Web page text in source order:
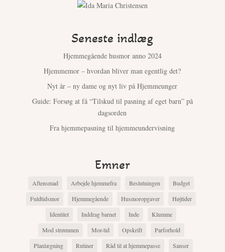
Seneste indlæg
Hjemmegående husmor anno 2024
Hjemmemor – hvordan bliver man egentlig det?
Nyt år – ny dame og nyt liv på Hjemmeunger
Guide: Forsøg at få “Tilskud til pasning af eget barn” på
dagsorden
Fra hjemmepasning til hjemmeundervisning
Emner
Aftensmad Arbejde hjemmefra Beslutningen
Budget
Fuldtidsmor
Hjemmegående Husmoropgaver
Højtider
Identitet
Inddrag barnet Inde
Klumme
Mod strømmen
Mor-tid Opskrift
Parforhold
Planlægning
Rutiner Råd til at hjemmepasse
Sanser